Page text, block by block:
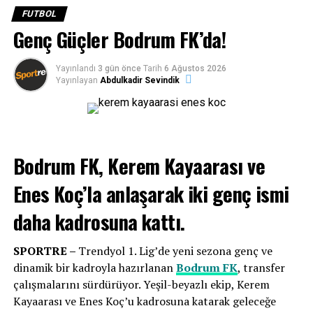
ara vermeden devam eden yeşil-beyazlı ekip, Teknik
Bursaspor karşılaşmasının hazırlıklarını aralıksız
sürdürüyor. Bodrum FK, taraftarının desteğiyle sezona
galibiyetle başlayarak lige iyi bir giriş yapmayı amaçlıyor.
Eksik noktalarımıza çok iyi transferler
yaptık
FUTBOL
Genç Güçler Bodrum FK’da!
Yayınlandı 3 gün önce Tarih 6 Ağustos 2026
Yayınlayan Abdulkadir Sevindik
Bodrum FK, Kerem Kayaarası ve
Enes Koç’la anlaşarakiki genç ismi
daha kadrosuna kattı.
SPORTRE – Trendyol 1. Lig’de yeni sezona genç ve
dinamik bir kadroyla hazırlananBodrum FK, transfer
çalışmalarını sürdürüyor. Yeşil-beyazlı ekip, Kerem
Kayaarası ve Enes Koç’u kadrosuna katarak geleceğe